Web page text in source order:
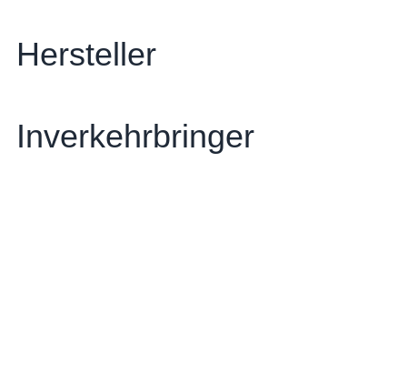
Hersteller
Inverkehrbringer